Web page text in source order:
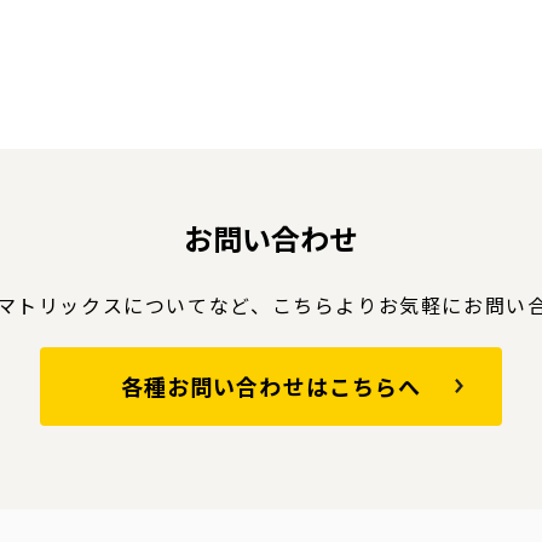
お問い合わせ
トリックスについてなど、 こちらよりお気軽にお問い
各種お問い合わせはこちらへ